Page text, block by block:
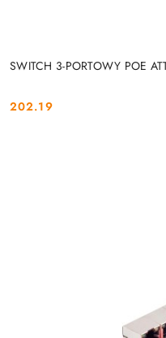
SWITCH 3-PORTOWY POE
Cena:
202.19